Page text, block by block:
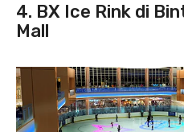
4. BX Ice Rink di
Mall